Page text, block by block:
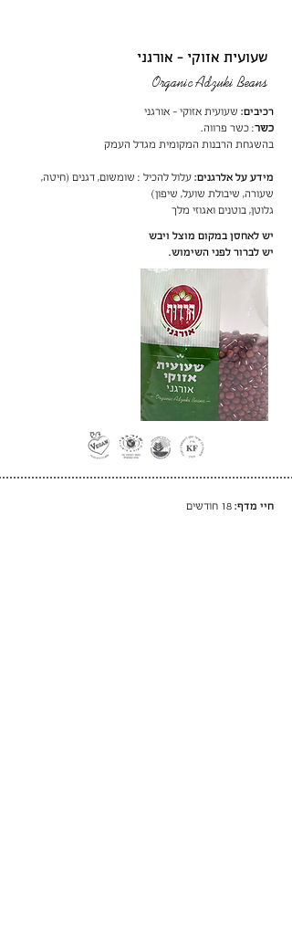
שעועית אזוקי - אורגני
Organic Adzuki Beans
חיי מדף:
יש לאחסן במקום מוצל ויבש
יש לברור לפני השימוש.
רכיבים: שעועית אזוקי - אורגני
כשר: כשר פרווה.
בהשגחת הרבנות המקומית מגדל העמק
מידע על אלרגנים: עלול להכיל : שומשום, דגנים (חיטה,
שעורה, שיבולת שועל, שיפון)
גלוטן, בוטנים ואגוזי מלך